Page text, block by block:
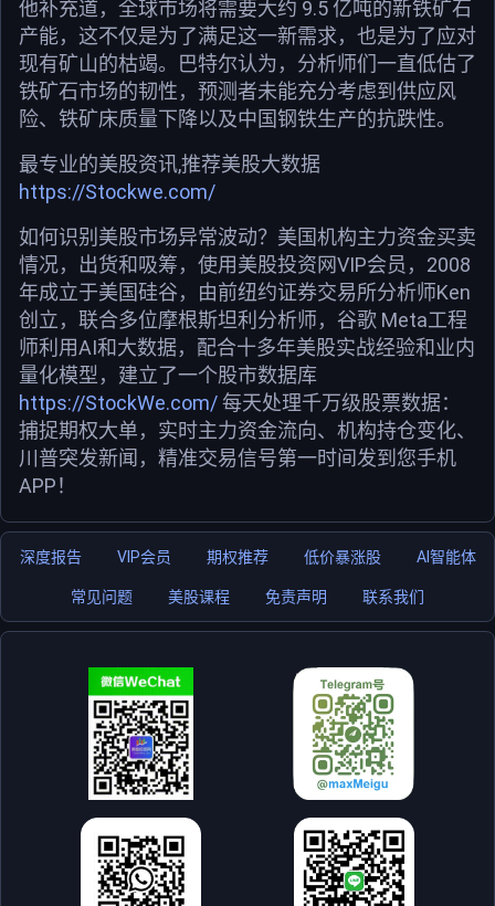
他补充道，全球市场将需要大约 9.5 亿吨的新铁矿石
产能，这不仅是为了满足这一新需求，也是为了应对
现有矿山的枯竭。巴特尔认为，分析师们一直低估了
铁矿石市场的韧性，预测者未能充分考虑到供应风
险、铁矿床质量下降以及中国钢铁生产的抗跌性。
最专业的美股资讯,推荐美股大数据
https://Stockwe.com/
如何识别美股市场异常波动？美国机构主力资金买卖
情况，出货和吸筹，使用美股投资网VIP会员，2008
年成立于美国硅谷，由前纽约证券交易所分析师Ken
创立，联合多位摩根斯坦利分析师，谷歌 Meta工程
师利用AI和大数据，配合十多年美股实战经验和业内
量化模型，建立了一个股市数据库
https://StockWe.com/每天处理千万级股票数据：
捕捉期权大单，实时主力资金流向、机构持仓变化、
川普突发新闻，精准交易信号第一时间发到您手机
APP！
深度报告 VIP会员 期权推荐 低价暴涨股 AI智能体
常见问题 美股课程 免责声明 联系我们